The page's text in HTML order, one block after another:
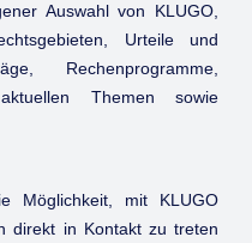
Auswahl von KLUGO,
Urteile und
Rechenprogramme,
Themen sowie
Möglichkeit, mit KLUGO
direkt in Kontakt zu treten